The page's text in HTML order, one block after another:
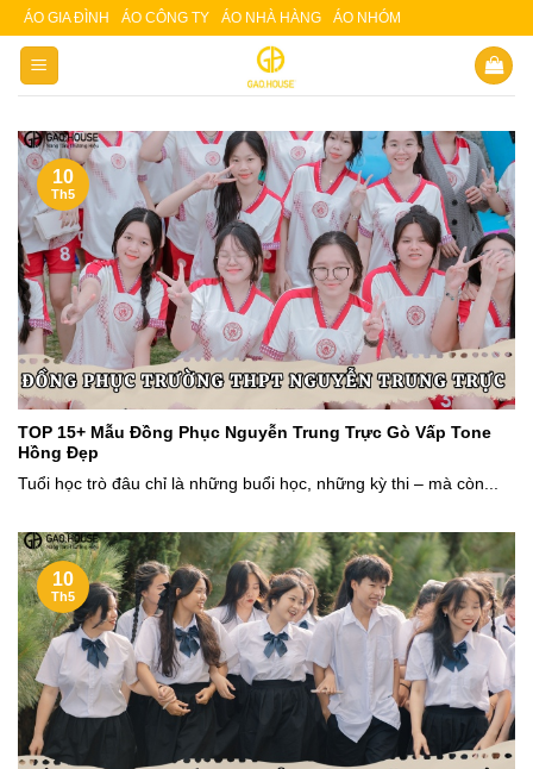
Skip
content
ÁO GIA ĐÌNH ÁO CÔNG TY ÁO NHÀ HÀNG ÁO NHÓM
TOP 15+ Mẫu Đồng Phục Nguyễn Trung Trực Gò Vấp Tone
Hồng Đẹp
Tuổi học trò đâu chỉ là những buổi học, những kỳ thi – mà còn...
10
Th5
10
Th5